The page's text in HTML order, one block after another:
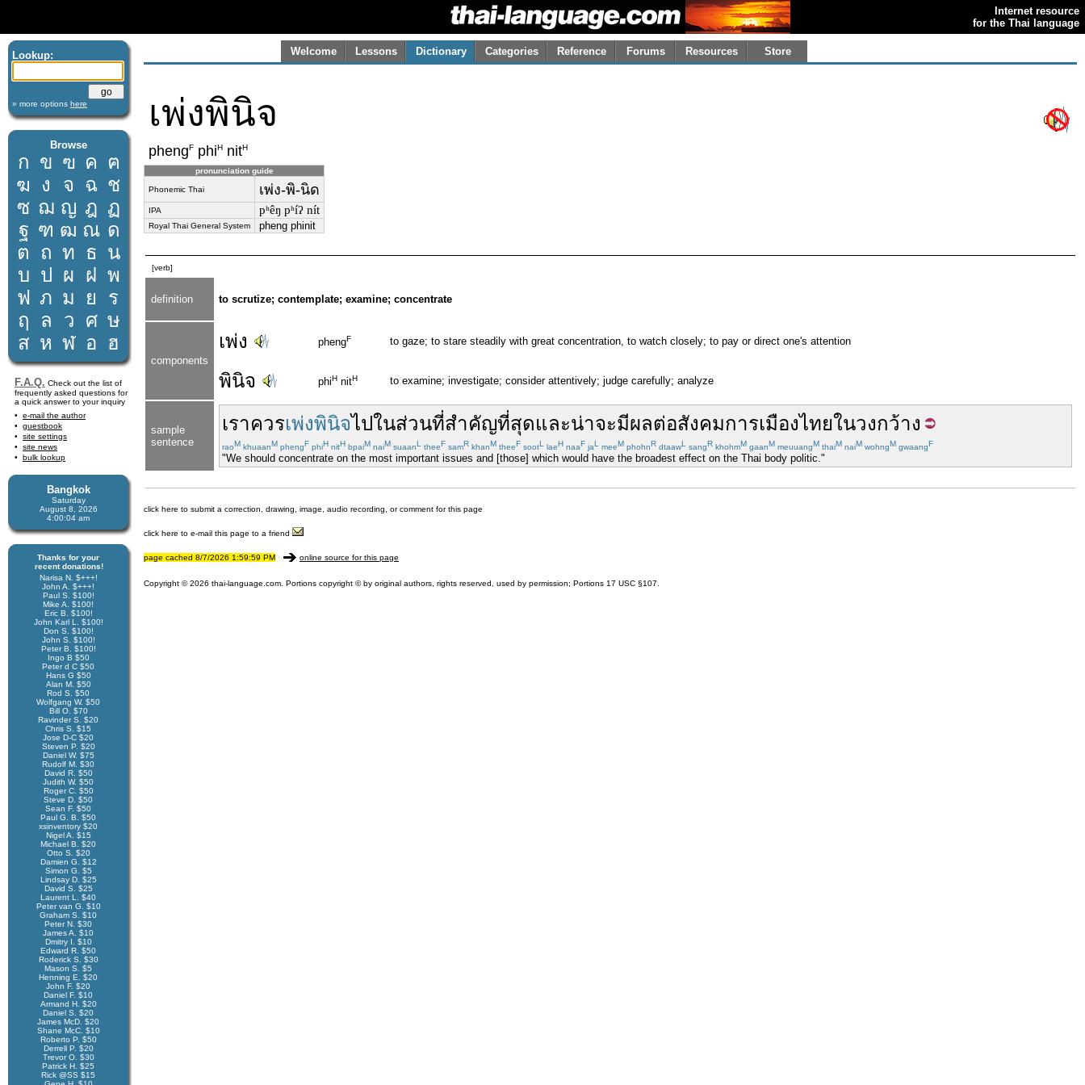
Internet resource
for the Thai language
Lookup:
» more options here
Browse
ก ข ฃ ค ฅ
ฆ ง จ ฉ ช
ซ ฌ ญ ฎ ฏ
ฐ ฑ ฒ ณ ด
ต ถ ท ธ น
บ ป ผ ฝ พ
ฟ ภ ม ย
ร
ฤ
ล ว ศ ษ
ส ห ฬ อ ฮ
F.A.Q. Check out the list of
frequently asked questions for
a quick answer to your inquiry
e-mail the author
guestbook
site settings
site news
bulk lookup
Bangkok
Saturday
August 8, 2026
4:00:04 am
Thanks for your
recent donations!
Narisa N. $+++!
John A. $+++!
Paul S. $100!
Mike A. $100!
Eric B. $100!
John Karl L. $100!
Don S. $100!
John S. $100!
Peter B. $100!
Ingo B $50
Peter d C $50
Hans G $50
Alan M. $50
Rod S. $50
Wolfgang W. $50
Bill O. $70
Ravinder S. $20
Chris S. $15
Jose D-C $20
Steven P. $20
Daniel W. $75
Rudolf M. $30
David R. $50
Judith W. $50
Roger C. $50
Steve D. $50
Sean F. $50
Paul G. B. $50
xsinventory $20
Nigel A. $15
Michael B. $20
Otto S. $20
Damien G. $12
Simon G. $5
Lindsay D. $25
David S. $25
Laurent L. $40
Peter van G. $10
Graham S. $10
Peter N. $30
James A. $10
Dmitry I. $10
Edward R. $50
Roderick S. $30
Mason S. $5
Henning E. $20
John F. $20
Daniel F. $10
Armand H. $20
Daniel S. $20
James McD. $20
Shane McC. $10
Roberto P. $50
Derrell P. $20
Trevor O. $30
Patrick H. $25
Rick @SS $15
Welcome Lessons Dictionary Categories Reference Forums Resources Store
เพ่งพินิจ
phengF phiH nitH
pronunciation guide
Phonemic Thai เพ่ง-พิ-นิด
IPA pʰêŋ pʰíʔ nít
Royal Thai General System pheng phinit
[verb]
definition to scrutize; contemplate; examine; concentrate
components
เพ่ง phengF to gaze; to stare steadily with great concentration, to watch closely; to pay or direct one's attention
พินิจ phiH nitH to examine; investigate; consider attentively; judge carefully; analyze
sample
sentence
เราควรเพ่งพินิจไปในส่วนที่สำคัญที่สุดและน่าจะมีผลต่อสังคมการเมืองไทยในวงกว้าง
raoM khuaanM phengF phiH nitH bpaiM naiM suaanL theeF samR khanM theeF sootL laeH naaF jaL meeM phohnR dtaawL sangR khohmM gaanM meuuangM thaiM naiM wohngM gwaangF
"We should concentrate on the most important issues and [those] which would have the broadest effect on the Thai body politic."
click here to submit a correction, drawing, image, audio recording, or comment for this page
click here to e-mail this page to a friend
page cached 8/7/2026 1:59:59 PM online source for this page
Copyright © 2026 thai-language.com. Portions copyright © by original authors, rights reserved, used by permission; Portions 17 USC §107